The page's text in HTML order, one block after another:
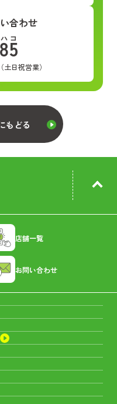
合わせ
コ
（土日祝営業）
もどる
店舗一覧
お問い合わせ